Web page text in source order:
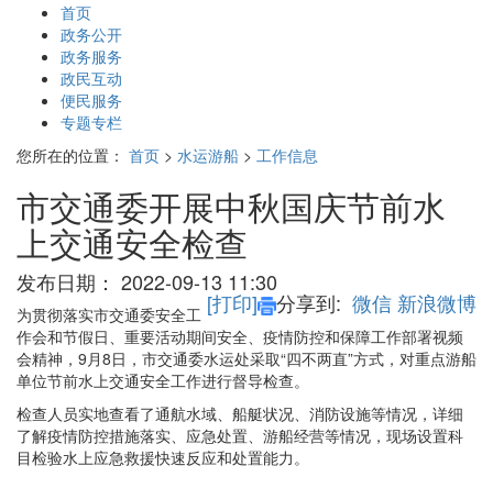
首页
政务公开
政务服务
政民互动
便民服务
专题专栏
您所在的位置： 首页 > 水运游船 > 工作信息
市交通委开展中秋国庆节前水
上交通安全检查
发布日期： 2022-09-13 11:30
[打印] 分享到: 微信 新浪微博
为贯彻落实市交通委安全工
作会和节假日、重要活动期间安全、疫情防控和保障工作部署视频
会精神，9月8日，市交通委水运处采取“四不两直”方式，对重点游船
单位节前水上交通安全工作进行督导检查。
检查人员实地查看了通航水域、船艇状况、消防设施等情况，详细
了解疫情防控措施落实、应急处置、游船经营等情况，现场设置科
目检验水上应急救援快速反应和处置能力。